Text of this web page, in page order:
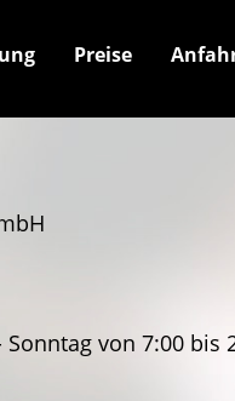
Preise
von 7:00 bis